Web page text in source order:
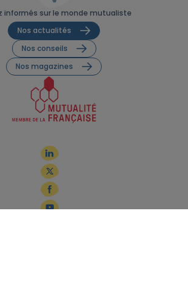
informés sur le monde mutualiste
Nos actualités
Nos conseils
Nos magazines